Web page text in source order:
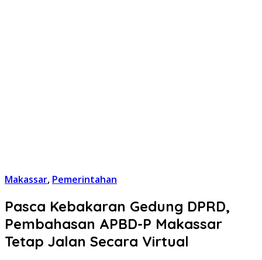
Makassar, Pemerintahan
Pasca Kebakaran Gedung DPRD,
Pembahasan APBD-P Makassar
Tetap Jalan Secara Virtual